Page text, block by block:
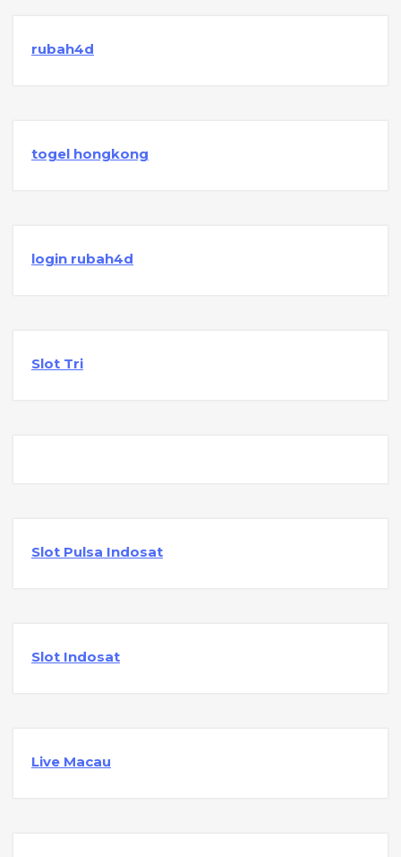
rubah4d
togel hongkong
login rubah4d
Slot Tri
Slot Pulsa Indosat
Slot Indosat
Live Macau